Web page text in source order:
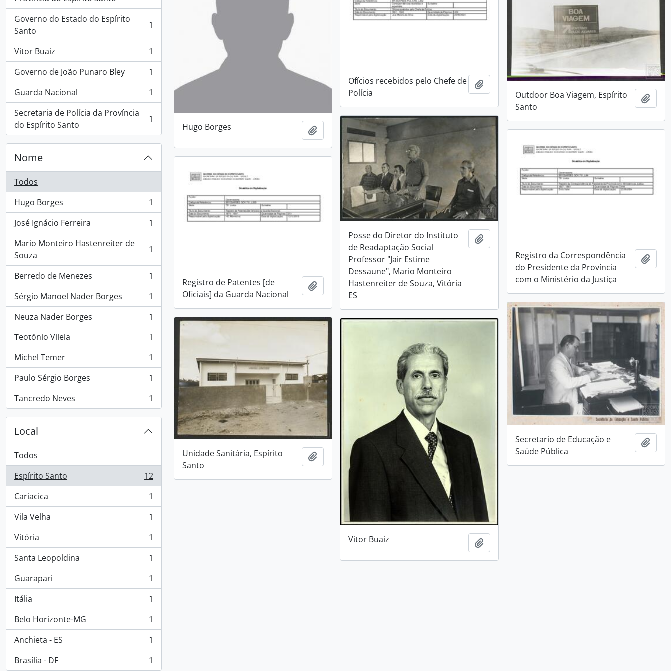
Governo do Estado do Espírito
Santo
, 1 resultados 1
Vitor Buaiz
, 1 resultados
1
Governo de João Punaro Bley
, 1 resultados
1
Guarda Nacional
, 1 resultados
1
Secretaria de Polícia da Província
do Espírito Santo
, 1 resultados 1
Nome
Todos
Hugo Borges
, 1 resultados
1
José Ignácio Ferreira
, 1 resultados
1
Mario Monteiro Hastenreiter de
Souza
, 1 resultados 1
Berredo de Menezes
, 1 resultados
1
Sérgio Manoel Nader Borges
, 1 resultados
1
Neuza Nader Borges
, 1 resultados
1
Teotônio Vilela
, 1 resultados
1
Michel Temer
, 1 resultados
1
Paulo Sérgio Borges
, 1 resultados
1
Tancredo Neves
, 1 resultados 1
Local
Todos
Espírito Santo
, 12 resultados
12
Cariacica
, 1 resultados
1
Vila Velha
, 1 resultados
1
Vitória
, 1 resultados
1
Santa Leopoldina
, 1 resultados
1
Guarapari
, 1 resultados
1
Itália
, 1 resultados
1
Belo Horizonte-MG
, 1 resultados
1
Anchieta - ES
, 1 resultados
1
Brasília - DF
, 1 resultados 1
Hugo Borges Adicionar a área de transferência
Ofícios recebidos pelo Chefe de
Polícia
Adicionar a área de transferência
Outdoor Boa Viagem, Espírito
Santo
Posse do Diretor do Instituto
de Readaptação Social
Professor "Jair Estime
Dessaune", Mario Monteiro
Hastenreiter de Souza, Vitória
ES
Adicionar a área de transferência
Registro da Correspondência
do Presidente da Província
com o Ministério da Justiça
Registro de Patentes [de
Oficiais] da Guarda Nacional
Adicionar a área de transferência
Secretario de Educação e
Saúde Pública
Unidade Sanitária, Espírito
Santo
Adicionar a área de transferência
Vitor Buaiz Adicionar a área de transferência